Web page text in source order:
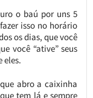
o baú por uns 5
isso no horário
os dias, que você
você “ative” seus
eles.
abro a caixinha
tem lá e sempre